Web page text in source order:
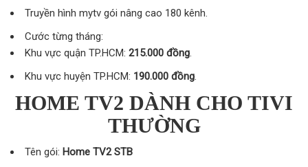
Truyền hình mytv gói nâng cao 180 kênh.
Cước từng tháng:
Khu vực quận TP.HCM: 215.000 đồng
Khu vực huyện TP.HCM: 190.000 đồng
HOME TV2 DÀNH CHO TIVI
THƯỜNG
Tên gói: Home TV2 STB